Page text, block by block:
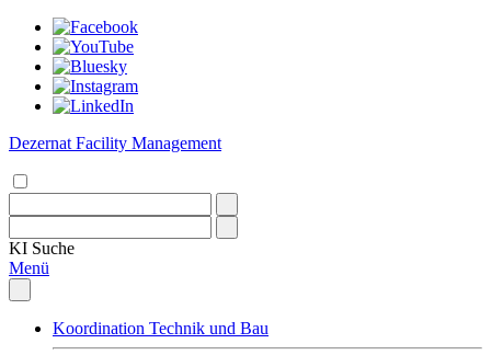
Dezernat Facility Management
KI Suche
Menü
Koordination Technik und Bau